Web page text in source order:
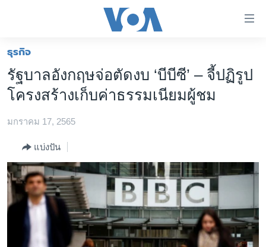
ต่อ
ข้าม
ไป
เนื้อหา
ข้าม
หลัก
ข้าม
ไป
หน้าหลัก
โลก
เอเชีย
สหรัฐฯ
ไทย
ธุรกิจ
วิทยาศาสตร์
สังคมและสุขภาพ
ไลฟ์สไตล์
ธุรกิจ
รัฐบาลอังกฤษจ่อตัดงบ ‘บีบีซี’ – จี้ปฏิรูป
โครงสร้างเก็บค่าธรรมเนียมผู้ชม
มกราคม 17, 2565
แบ่งปัน